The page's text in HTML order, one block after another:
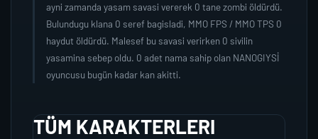
ayni zamanda yasam savasi vererek 0 tane zombi öldürdü.
Bulundugu klana 0 seref bagisladi, MMO FPS / MMO TPS 0
haydut öldürdü. Malesef bu savasi verirken 0 sivilin
yasamina sebep oldu. 0 adet nama sahip olan NANOGIYSİ
oyuncusu bugün kadar kan akitti.
TÜM KARAKTERLERI